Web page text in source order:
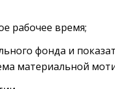
рабочее время;
фонда и
материальной